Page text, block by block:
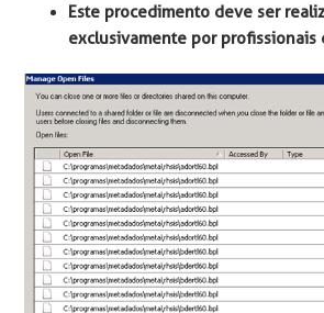
Este procedimento deve ser
exclusivamente por profissionais